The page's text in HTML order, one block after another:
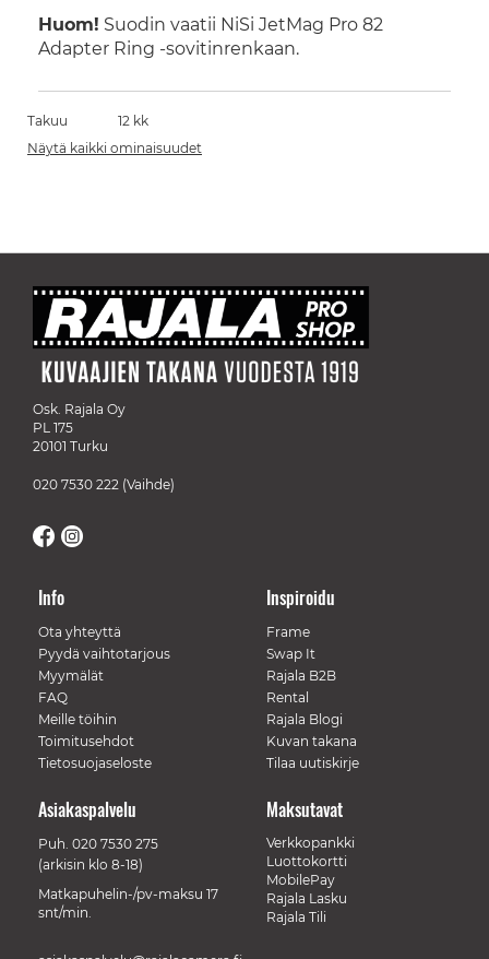
Huom! Suodin vaatii NiSi JetMag Pro 82
Adapter Ring -sovitinrenkaan.
Takuu
12 kk
Näytä kaikki ominaisuudet
Osk. Rajala Oy
PL 175
20101 Turku
020 7530 222 (Vaihde)
Info
Ota yhteyttä
Pyydä vaihtotarjous
Myymälät
FAQ
Meille töihin
Toimitusehdot
Tietosuojaseloste
Inspiroidu
Frame
Swap It
Rajala B2B
Rental
Rajala Blogi
Kuvan takana
Tilaa uutiskirje
Maksutavat
Verkkopankki
Luottokortti
MobilePay
Rajala Lasku
Rajala Tili
Asiakaspalvelu
Puh. 020 7530 275
(arkisin klo 8-18)
Matkapuhelin-/pv-maksu 17
snt/min.